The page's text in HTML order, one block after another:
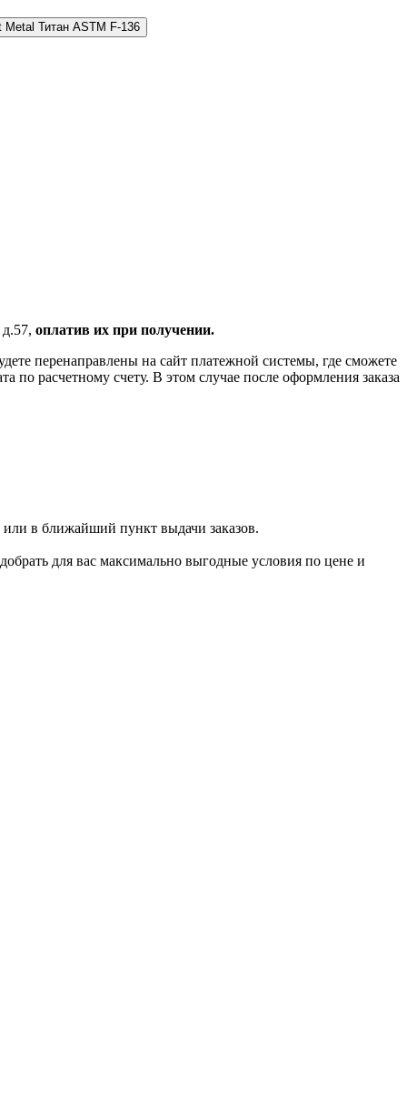
Титан ASTM F-136
оплатив их при получении.
перенаправлены на сайт платежной системы, где сможете
расчетному счету. В этом случае после оформления заказа
в ближайший пункт выдачи заказов.
для вас максимально выгодные условия по цене и